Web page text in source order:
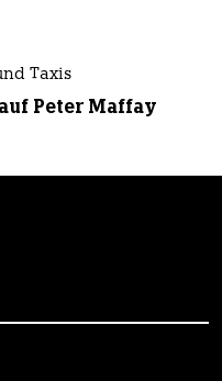
Taxis
Peter Maffay